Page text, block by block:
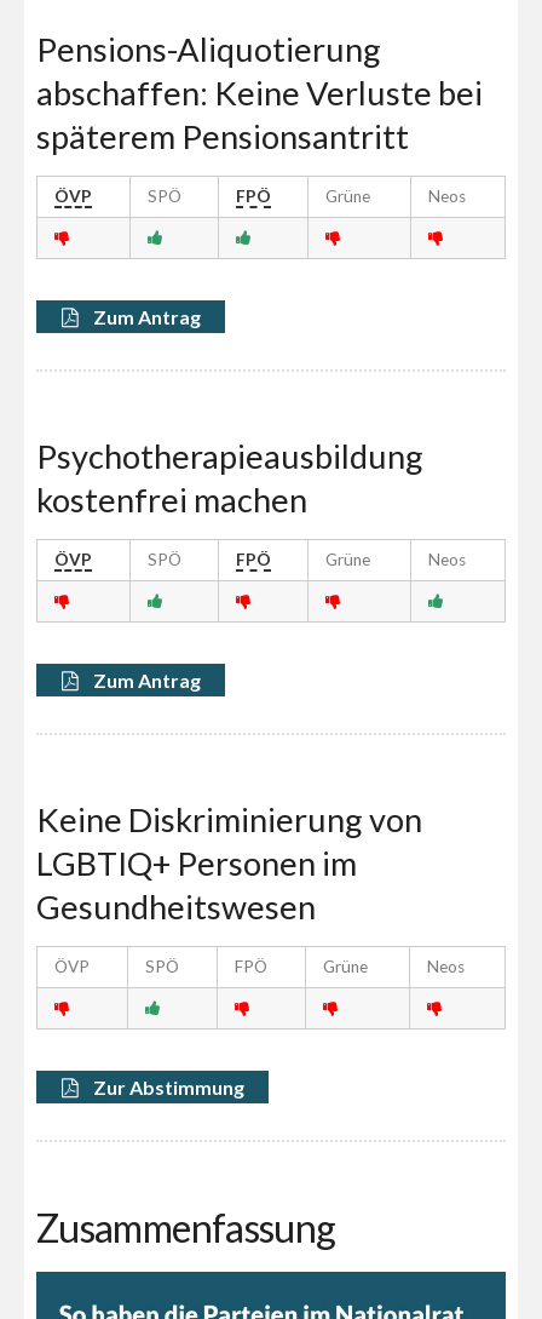
Pensions-Aliquotierung
abschaffen: Keine Verluste bei
späterem Pensionsantritt
ÖVP SPÖ FPÖ Grüne Neos
Zum Antrag
Psychotherapieausbildung
kostenfrei machen
ÖVP SPÖ FPÖ Grüne Neos
Zum Antrag
Keine Diskriminierung von
LGBTIQ+ Personen im
Gesundheitswesen
ÖVP SPÖ FPÖ Grüne Neos
Zur Abstimmung
Zusammenfassung